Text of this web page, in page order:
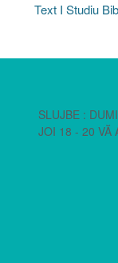
Text I Studiu
SLUJBE :
JOI 18 - 20 VĂ